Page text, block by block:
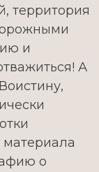
территория
и
А
материала
о